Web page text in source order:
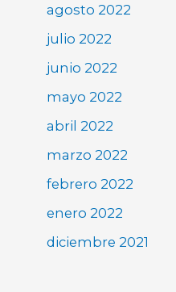
agosto 2022
julio 2022
junio 2022
mayo 2022
abril 2022
marzo 2022
febrero 2022
enero 2022
diciembre 2021